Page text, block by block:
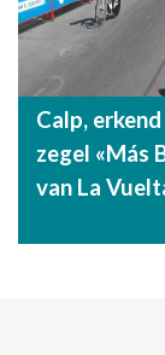
Calp,
zegel «Más
van La